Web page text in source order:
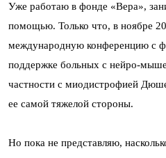
Уже работаю в фонде «Вера»,
помощью. Только что, в ноябре
международную конференцию с
поддержке больных с нейро-
частности с миодистрофией
ее самой тяжелой стороны.
Но пока не представляю,